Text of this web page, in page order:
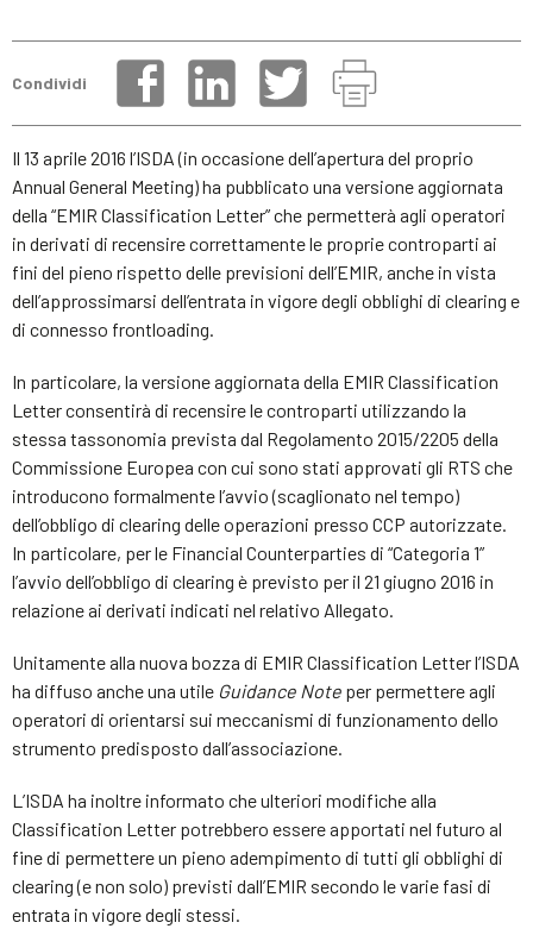
Condividi
Il 13 aprile 2016 l’ISDA (in occasione dell’apertura del proprio
Annual General Meeting) ha pubblicato una versione aggiornata
della “EMIR Classification Letter” che permetterà agli operatori
in derivati di recensire correttamente le proprie controparti ai
fini del pieno rispetto delle previsioni dell’EMIR, anche in vista
dell’approssimarsi dell’entrata in vigore degli obblighi di clearing e
di connesso frontloading.
In particolare, la versione aggiornata della EMIR Classification
Letter consentirà di recensire le controparti utilizzando la
stessa tassonomia prevista dal Regolamento 2015/2205 della
Commissione Europea con cui sono stati approvati gli RTS che
introducono formalmente l’avvio (scaglionato nel tempo)
dell’obbligo di clearing delle operazioni presso CCP autorizzate.
In particolare, per le Financial Counterparties di “Categoria 1”
l’avvio dell’obbligo di clearing è previsto per il 21 giugno 2016 in
relazione ai derivati indicati nel relativo Allegato.
Unitamente alla nuova bozza di EMIR Classification Letter l’ISDA
ha diffuso anche una utile Guidance Note per permettere agli
operatori di orientarsi sui meccanismi di funzionamento dello
strumento predisposto dall’associazione.
L’ISDA ha inoltre informato che ulteriori modifiche alla
Classification Letter potrebbero essere apportati nel futuro al
fine di permettere un pieno adempimento di tutti gli obblighi di
clearing (e non solo) previsti dall’EMIR secondo le varie fasi di
entrata in vigore degli stessi.